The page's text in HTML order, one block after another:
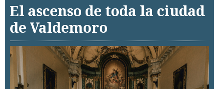
El ascenso de toda la ciudad
de Valdemoro